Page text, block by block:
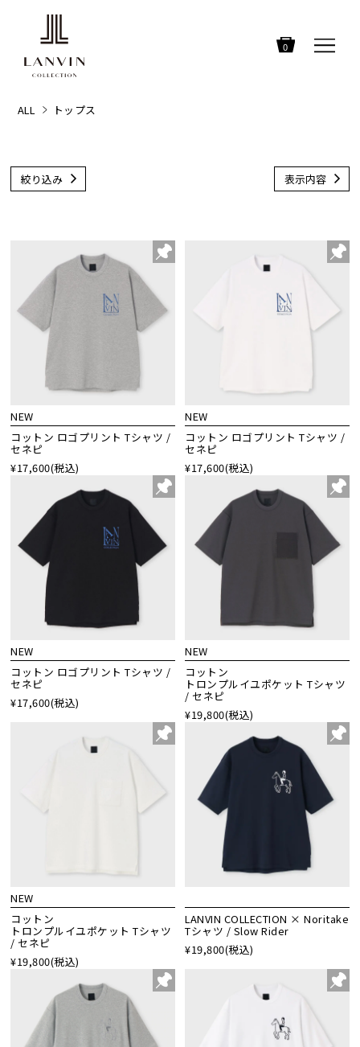
0
ALL トップス
絞り込み 表示内容
NEW
コットン ロゴプリント Tシャツ /
セネピ
¥17,600(税込)
NEW
コットン ロゴプリント Tシャツ /
セネピ
¥17,600(税込)
NEW
コットン ロゴプリント Tシャツ /
セネピ
¥17,600(税込)
NEW
コットン
トロンプルイユポケット Tシャツ
/ セネピ
¥19,800(税込)
NEW
コットン
トロンプルイユポケット Tシャツ
/ セネピ
¥19,800(税込)
LANVIN COLLECTION × Noritake
Tシャツ / Slow Rider
¥19,800(税込)